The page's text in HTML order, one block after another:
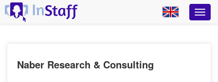
Naber Research & Consulting